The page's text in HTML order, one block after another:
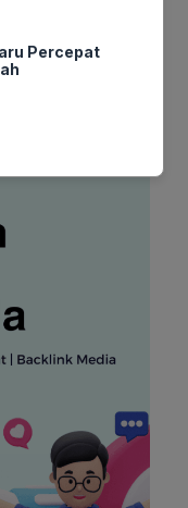
Percepat